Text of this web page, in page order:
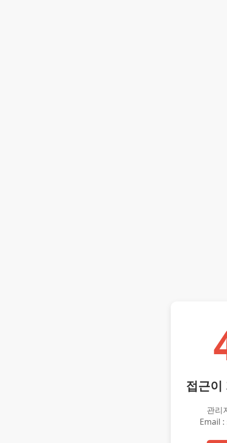
접근이
관리
Email